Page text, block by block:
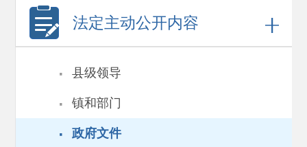
法定主动公开内容
· 县级领导
· 镇和部门
· 政府文件